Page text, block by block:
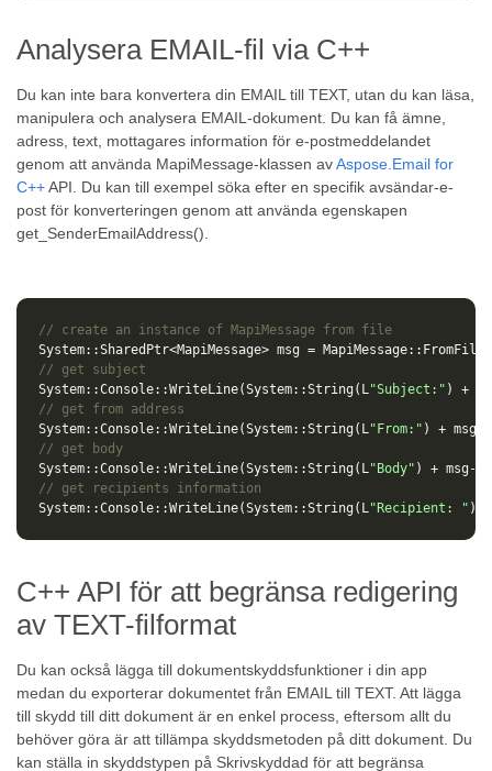
Analysera EMAIL-fil via C++
Du kan inte bara konvertera din EMAIL till TEXT, utan du kan läsa,
manipulera och analysera EMAIL-dokument. Du kan få ämne,
adress, text, mottagares information för e-postmeddelandet
genom att använda MapiMessage-klassen avAspose.Email for
C++API. Du kan till exempel söka efter en specifik avsändar-e-
post för konverteringen genom att använda egenskapen
get_SenderEmailAddress().
// create an instance of MapiMessage from file
System::SharedPtr<MapiMessage> msg = MapiMessage:: FromFile
// get subject
System::Console::WriteLine(System::String ( L"Subject:" ) +
// get from address
System::Console::WriteLine(System::String ( L"From:" ) + msg
// get body
System::Console::WriteLine(System::String ( L"Body" ) + msg ->
// get recipients information
System::Console::WriteLine(System::String ( L"Recipient: " )
C++ API för att begränsa redigering
av TEXT-filformat
Du kan också lägga till dokumentskyddsfunktioner i din app
medan du exporterar dokumentet från EMAIL till TEXT. Att lägga
till skydd till ditt dokument är en enkel process, eftersom allt du
behöver göra är att tillämpa skyddsmetoden på ditt dokument. Du
kan ställa in skyddstypen på Skrivskyddad för att begränsa